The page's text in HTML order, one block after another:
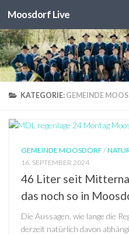
Unter dem Inhalt
Moosdorf Live
KATEGORIE: GEMEINDE
GEMEINDE MOOSDORF/
16. SEPTEMBER 2024
46 Liter seit
das noch so in
Die Aussagen, wie lange die
derzeit natürlich davon